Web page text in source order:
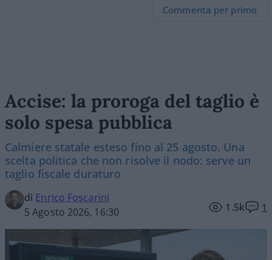
Commenta per primo
Accise: la proroga del taglio è
solo spesa pubblica
Calmiere statale esteso fino al 25 agosto. Una
scelta politica che non risolve il nodo: serve un
taglio fiscale duraturo
di Enrico Foscarini
5 Agosto 2026, 16:30
1.5k 1